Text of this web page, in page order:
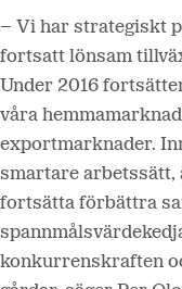
– Vi har strategiskt
fortsatt lönsam
Under 2016
våra
exportmarknader.
smartare
fortsätta förbättra
konkurrenskraften